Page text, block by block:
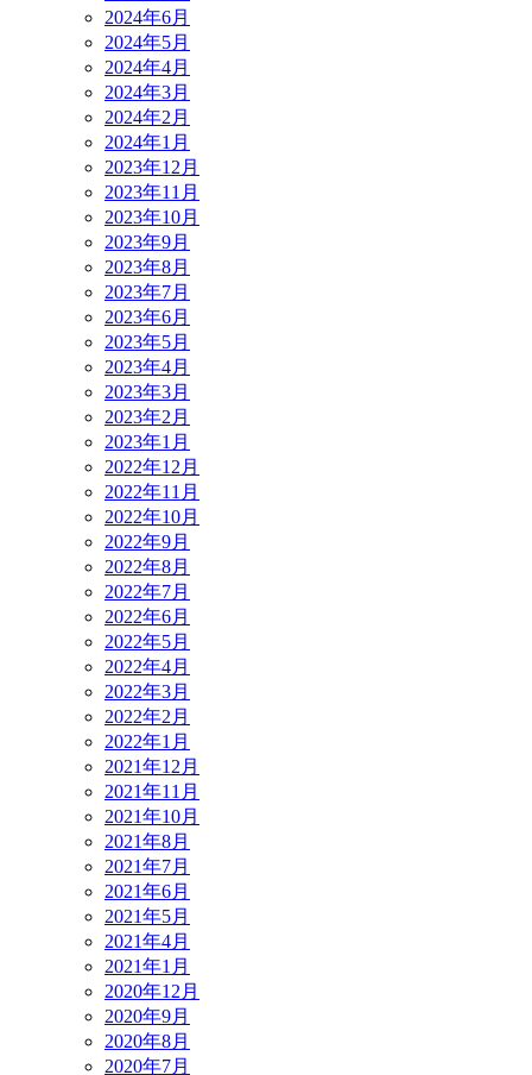
2024年6月
2024年5月
2024年4月
2024年3月
2024年2月
2024年1月
2023年12月
2023年11月
2023年10月
2023年9月
2023年8月
2023年7月
2023年6月
2023年5月
2023年4月
2023年3月
2023年2月
2023年1月
2022年12月
2022年11月
2022年10月
2022年9月
2022年8月
2022年7月
2022年6月
2022年5月
2022年4月
2022年3月
2022年2月
2022年1月
2021年12月
2021年11月
2021年10月
2021年8月
2021年7月
2021年6月
2021年5月
2021年4月
2021年1月
2020年12月
2020年9月
2020年8月
2020年7月